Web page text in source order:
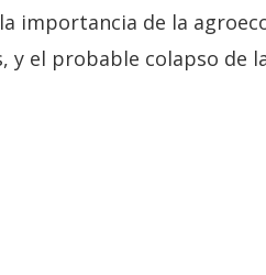
importancia de la
y el probable colapso de